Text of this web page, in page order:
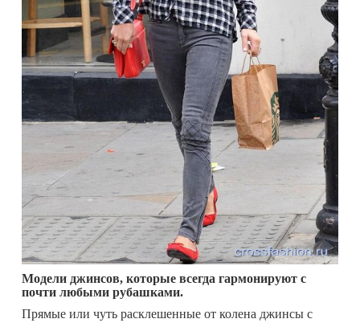
Модели джинсов, которые всегда гармонируют с
почти любыми рубашками.
Прямые или чуть расклешенные от колена джинсы с